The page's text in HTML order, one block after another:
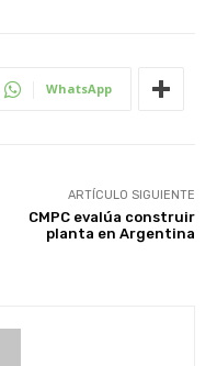
WhatsApp
ARTÍCULO SIGUIENTE
CMPC evalúa construir
planta en Argentina